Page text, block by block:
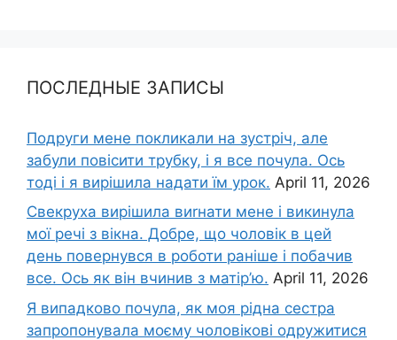
ПОСЛЕДНЫЕ ЗАПИСЫ
Подруги мене покликали на зустріч, але
забули повісити трубку, і я все почула. Ось
тоді і я вирішила надати їм урок. April 11, 2026
Свекруха вирішила виrнати мене і викинула
мої речі з вікна. Добре, що чоловік в цей
день повернувся в роботи раніше і побачив
все. Ось як він вчинив з матір’ю. April 11, 2026
Я випадково почула, як моя рідна сестра
запропонувала моєму чоловікові одружитися